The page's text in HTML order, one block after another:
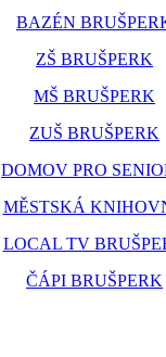
BAZÉN
ZŠ BRUŠPERK
MŠ BRUŠPERK
ZUŠ BRUŠPERK
DOMOV PRO
MĚSTSKÁ
LOCAL TV
ČÁPI BRUŠPERK